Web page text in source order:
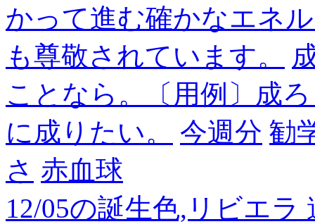
かって進む確かなエネ
も尊敬されています。
ことなら。〔用例〕成
に成りたい。
今週分 勧
さ 赤血球
12/05の誕生色,リビエ